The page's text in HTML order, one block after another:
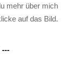
mehr über mich
auf das Bild.
---